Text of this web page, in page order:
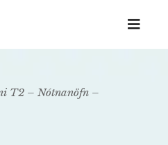
T2 – Nótnanöfn –